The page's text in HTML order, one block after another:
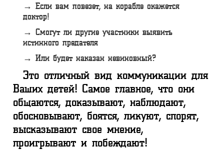
→ Если вам повезет, на корабле окажется
доктор!
→ Смогут ли другие участники выявить
истинного предателя
→ Или будет наказан невиновный?
Это отличный вид коммуникации для
Ваших детей! Самое главное, что они
общаются, доказывают, наблюдают,
обосновывают, боятся, ликуют, спорят,
высказывают свое мнение,
проигрывают и побеждают!